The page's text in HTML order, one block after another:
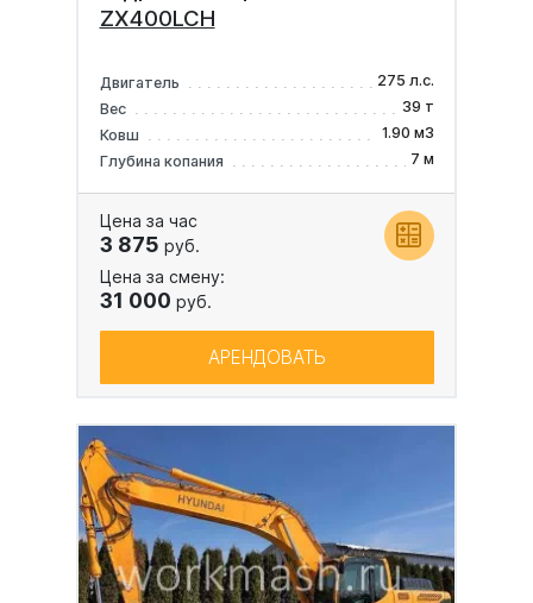
ZX400LCH
Двигатель
275 л.с.
Вес
39 т
Ковш
1.90 м3
Глубина копания
7 м
Цена за час
3 875 руб.
Цена за смену:
31 000 руб.
АРЕНДОВАТЬ